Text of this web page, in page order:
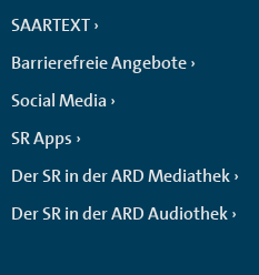
SAARTEXT
Barrierefreie Angebote
Social Media
SR Apps
Der SR in der ARD Mediathek
Der SR in der ARD Audiothek